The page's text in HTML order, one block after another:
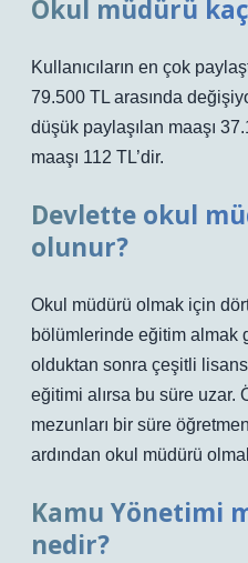
Okul müdürü
Kullanıcıların en çok
79.500 TL arasında
düşük paylaşılan maaşı
maaşı 112 TL’dir.
Devlette okul
olunur?
Okul müdürü olmak için
bölümlerinde eğitim almak
olduktan sonra çeşitli
eğitimi alırsa bu süre uzar.
mezunları bir süre
ardından okul müdürü
Kamu Yönetimi
nedir?